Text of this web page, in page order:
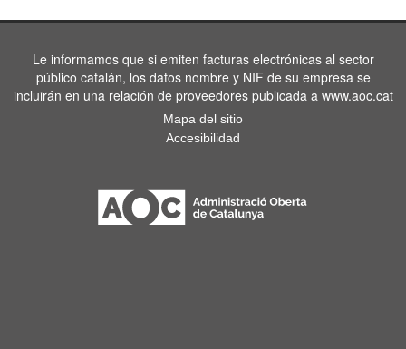
Le informamos que si emiten facturas electrónicas al sector
público catalán, los datos nombre y NIF de su empresa se
incluirán en una relación de proveedores publicada a www.aoc.cat
Mapa del sitio
Accesibilidad